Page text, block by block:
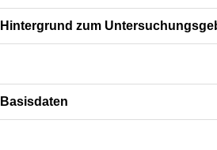
Hintergrund zum
Basisdaten